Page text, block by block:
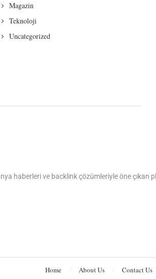
Magazin
Teknoloji
Uncategorized
haberleri ve backlink çözümleriyle öne çıkan
Home About Us Contact Us